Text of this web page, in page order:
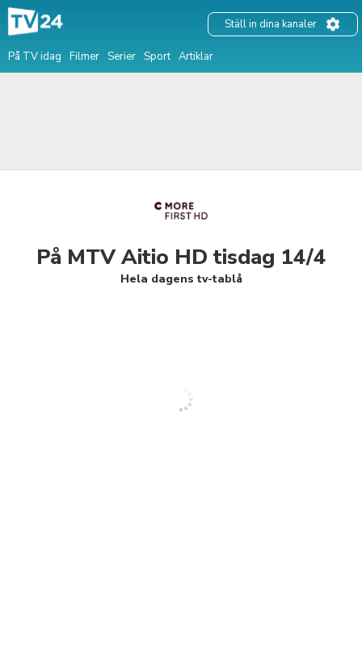
På TV idag Filmer Serier Sport Artiklar
Ställ in dina kanaler
På MTV Aitio HD tisdag 14/4
Hela dagens tv-tablå